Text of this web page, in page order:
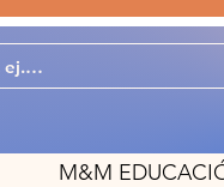
M&M